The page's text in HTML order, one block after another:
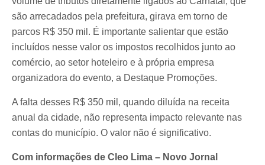
são arrecadados pela prefeitura, girava em torno de
parcos R$ 350 mil. É importante salientar que estão
incluídos nesse valor os impostos recolhidos junto ao
comércio, ao setor hoteleiro e à própria empresa
organizadora do evento, a Destaque Promoções.
A falta desses R$ 350 mil, quando diluída na receita
anual da cidade, não representa impacto relevante nas
contas do município. O valor não é significativo.
Com informações de Cleo Lima – Novo Jornal